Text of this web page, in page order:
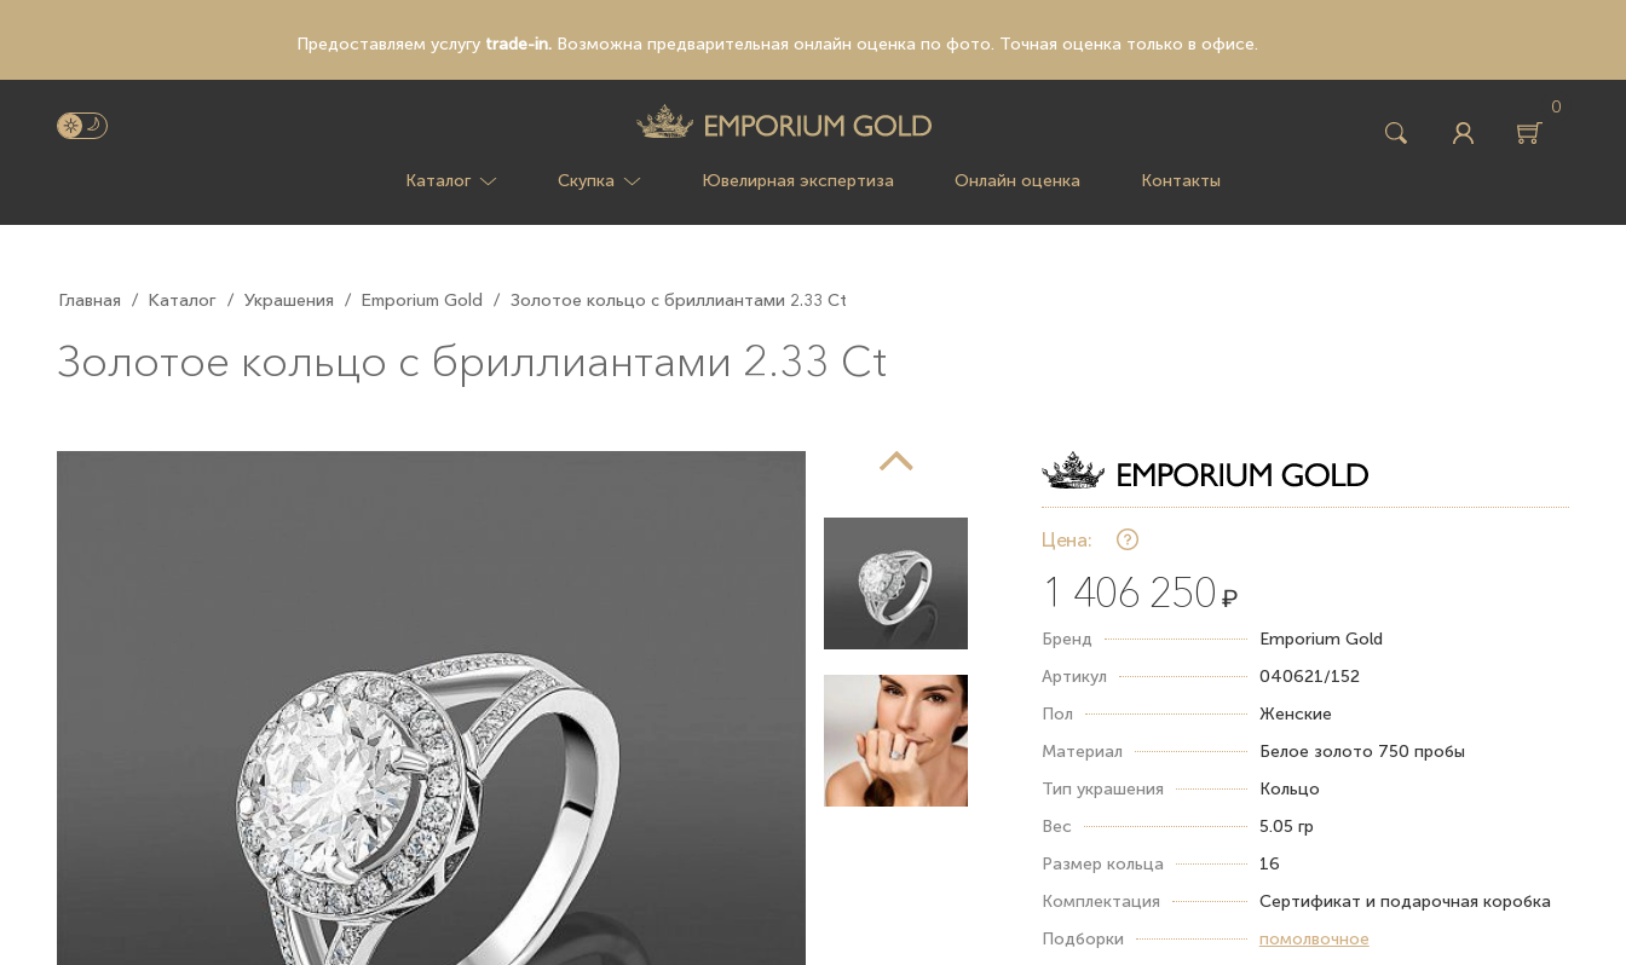
Предоставляем услугу trade-in.Возможна предварительная онлайн оценка по фото. Точная оценка только в офисе.
0
Каталог Скупка Ювелирная экспертиза Онлайн оценка Контакты
Главная / Каталог / Украшения / Emporium Gold / Золотое кольцо с бриллиантами 2.33 Ct
Золотое кольцо с бриллиантами 2.33 Ct
Цена:
1 406 250 ₽
Бренд
Emporium Gold
Артикул
040621/152
Пол
Женские
Материал
Белое золото 750 пробы
Тип украшения
Кольцо
Вес
5.05 гр
Размер кольца
16
Комплектация
Сертификат и подарочная коробка
Подборки
помолвочное